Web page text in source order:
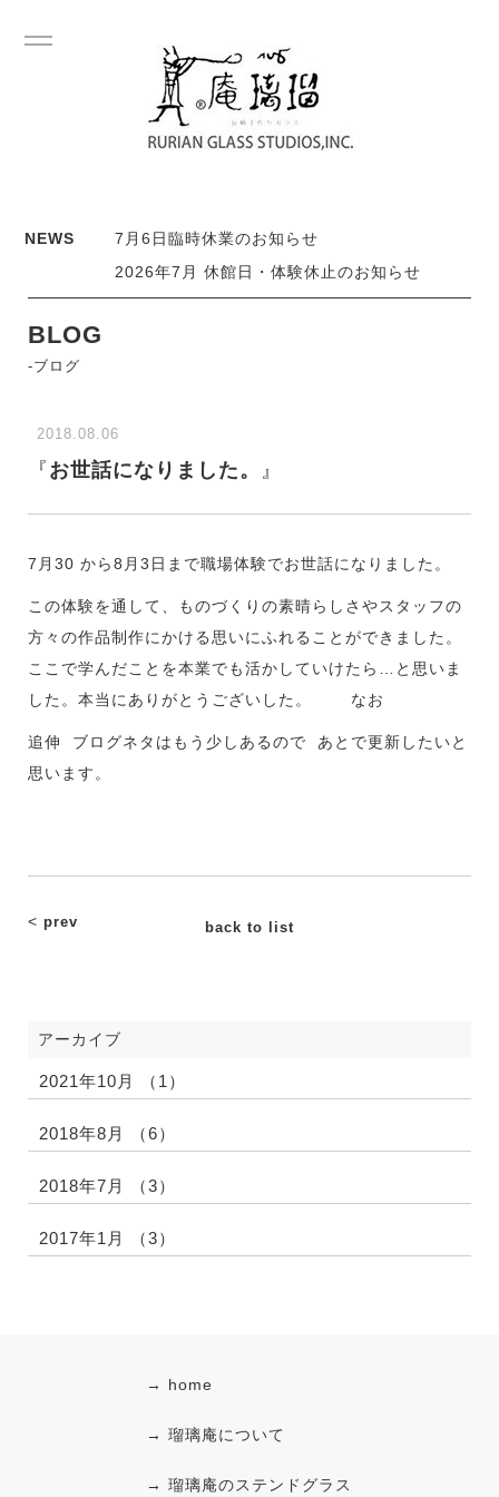
NEWS
7月6日臨時休業のお知らせ
2026年7月 休館日・体験休止のお知らせ
BLOG
-ブログ
2018.08.06
『 お世話になりました。 』
7月30 から8月3日まで職場体験でお世話になりました。
この体験を通して、ものづくりの素晴らしさやスタッフの
方々の作品制作にかける思いにふれることができました。
ここで学んだことを本業でも活かしていけたら…と思いま
した。本当にありがとうございした。 なお
追伸 ブログネタはもう少しあるので あとで更新したいと
思います。
<prev back to list
アーカイブ
2021年10月 （1）
2018年8月 （6）
2018年7月 （3）
2017年1月 （3）
→ home
→ 瑠璃庵について
→ 瑠璃庵のステンドグラス